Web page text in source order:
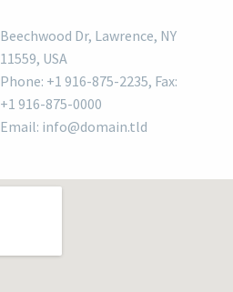
Beechwood Dr, Lawrence, NY
11559, USA
Phone: +1 916-875-2235, Fax:
+1 916-875-0000
Email: info@domain.tld